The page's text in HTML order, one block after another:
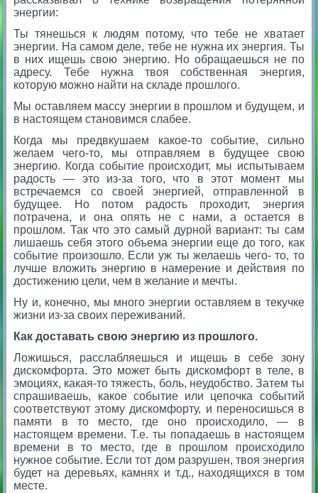
энергии:
Ты тянешься к людям потому, что тебе не хватает
энергии. На самом деле, тебе не нужна их энергия. Ты
в них ищешь свою энергию. Но обращаешься не по
адресу. Тебе нужна твоя собственная энергия,
которую можно найти на складе прошлого.
Мы оставляем массу энергии в прошлом и будущем, и
в настоящем становимся слабее.
Когда мы предвкушаем какое-то событие, сильно
желаем чего-то, мы отправляем в будущее свою
энергию. Когда событие происходит, мы испытываем
радость — это из-за того, что в этот момент мы
встречаемся со своей энергией, отправленной в
будущее. Но потом радость проходит, энергия
потрачена, и она опять не с нами, а остается в
прошлом. Так что это самый дурной вариант: ты сам
лишаешь себя этого объема энергии еще до того, как
событие произошло. Если уж ты желаешь чего- то, то
лучше вложить энергию в намерение и действия по
достижению цели, чем в желание и мечты.
Ну и, конечно, мы много энергии оставляем в текучке
жизни из-за своих переживаний.
Как доставать свою энергию из прошлого.
Ложишься, расслабляешься и ищешь в себе зону
дискомфорта. Это может быть дискомфорт в теле, в
эмоциях, какая-то тяжесть, боль, неудобство. Затем ты
спрашиваешь, какое событие или цепочка событий
соответствуют этому дискомфорту, и переносишься в
памяти в то место, где оно происходило, — в
настоящем времени. Т.е. ты попадаешь в настоящем
времени в то место, где в прошлом происходило
нужное событие. Если тот дом разрушен, твоя энергия
будет на деревьях, камнях и т.д., находящихся в том
месте.